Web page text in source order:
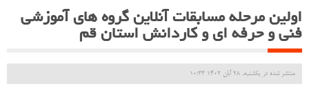
اولین مرحله مسابقات آنلاین گروه های آموزشی
فنی و حرفه ای و کاردانش استان قم
منتشر شده در یکشنبه, 28 آبان 1402 10:33